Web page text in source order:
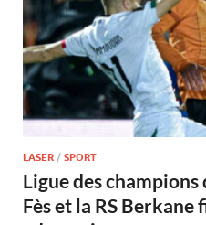
LASER / SPORT
Ligue des champions
Fès et la RS Berkane